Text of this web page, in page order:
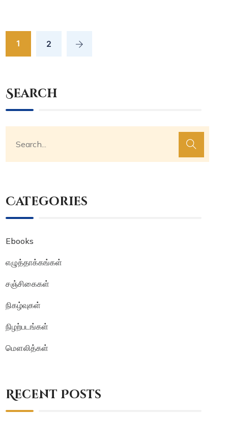
1 2
Search
Categories
Ebooks
எழுத்தாக்கங்கள்
சஞ்சிகைகள்
நிகழ்வுகள்
நிழற்படங்கள்
மௌலித்கள்
Recent Posts